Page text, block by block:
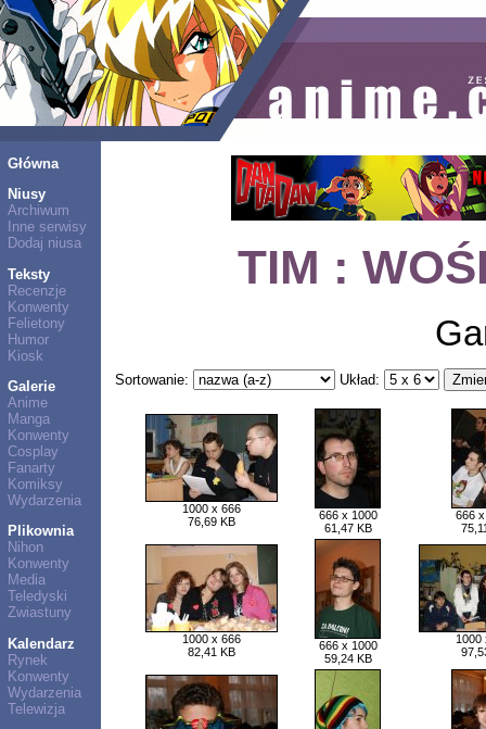
Główna
Niusy
Archiwum
Inne serwisy
Dodaj niusa
Teksty
Recenzje
Konwenty
Felietony
Humor
Kiosk
Galerie
Anime
Manga
Konwenty
Cosplay
Fanarty
Komiksy
Wydarzenia
Plikownia
Nihon
Konwenty
Media
Teledyski
Zwiastuny
Kalendarz
Rynek
Konwenty
Wydarzenia
Telewizja
TIM :
Sortowanie: Układ:
1000 x 666
76,69 KB
666 x 1000
61,47 KB
666
1000 x 666
82,41 KB
666 x 1000
59,24 KB
1000